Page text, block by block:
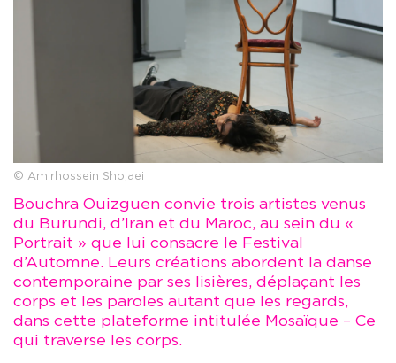
© Amirhossein Shojaei
Bouchra Ouizguen convie trois artistes venus
du Burundi, d’Iran et du Maroc, au sein du «
Portrait » que lui consacre le Festival
d’Automne. Leurs créations abordent la danse
contemporaine par ses lisières, déplaçant les
corps et les paroles autant que les regards,
dans cette plateforme intitulée Mosaïque – Ce
qui traverse les corps.